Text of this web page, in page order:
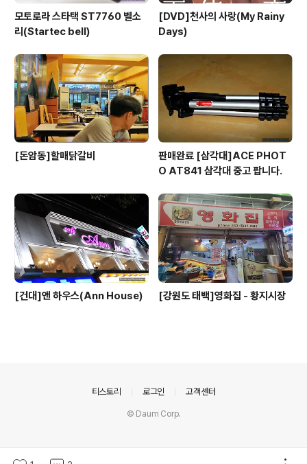
모토로라 스타택 ST7760 벨소
리(Startec bell)
[DVD]천사의 사랑(My Rainy
Days)
[돈암동]할매닭갈비
판매완료 [삼각대]ACE PHOT
O AT841 삼각대 중고 팝니다.
[건대]앤 하우스(Ann House) [강원도 태백]영화집 - 황지시장
티스토리 로그인 고객센터
© Daum Corp.